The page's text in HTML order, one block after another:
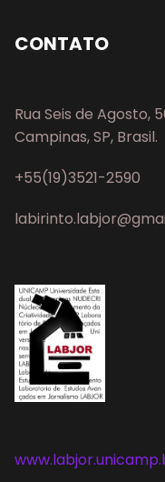
CONTATO
Rua Seis de Agosto,
Campinas, SP, Brasil.
+55(19)3521-2590